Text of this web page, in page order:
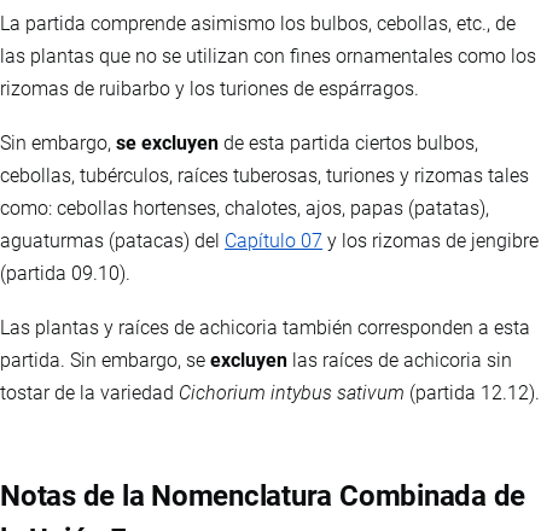
La partida comprende asimismo los bulbos, cebollas, etc., de
las plantas que no se utilizan con fines ornamentales como los
rizomas de ruibarbo y los turiones de espárragos.
Sin embargo, se excluyen de esta partida ciertos bulbos,
cebollas, tubérculos, raíces tuberosas, turiones y rizomas tales
como: cebollas hortenses, chalotes, ajos, papas (patatas),
aguaturmas (patacas) del Capítulo 07 y los rizomas de jengibre
(partida 09.10).
Las plantas y raíces de achicoria también corresponden a esta
partida. Sin embargo, se excluyen las raíces de achicoria sin
tostar de la variedad Cichorium intybus sativum (partida 12.12).
Notas de la Nomenclatura Combinada de